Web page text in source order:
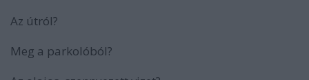
Az útról?
Meg a parkolóból?